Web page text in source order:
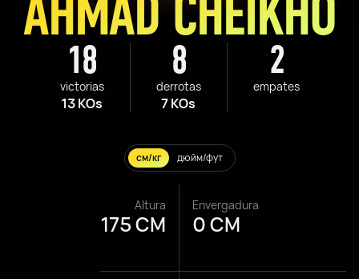
18
victorias
13 KOs
8
derrotas
7 KOs
2
empates
AHMAD CHEIKHO
см/кг дюйм/фут
Altura
175 CM
Envergadura
0 CM